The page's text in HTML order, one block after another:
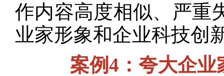
作内容高度相似、严重
业家形象和企业科技创
案例4：夸大企业